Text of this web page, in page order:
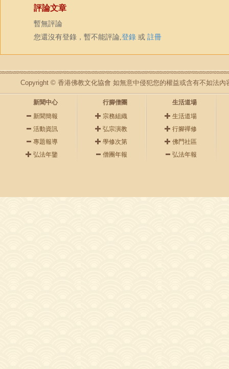
評論文章
暫無評論
您還沒有登錄，暫不能評論,登錄 或 註冊
Copyright © 香港佛教文化協會 如無意中侵犯您的權益或含有不如法內
新聞中心
新聞簡報
活動資訊
專題報導
弘法年鑒
行腳僧團
宗務組織
弘宗演教
學修次第
僧團年報
生活道場
生活道場
行腳禪修
佛門社區
弘法年報